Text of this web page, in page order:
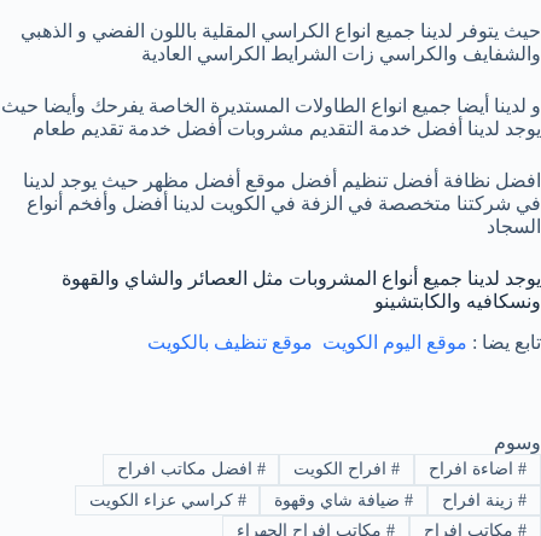
حيث يتوفر لدينا جميع انواع الكراسي المقلية باللون الفضي و الذهبي
والشفايف والكراسي زات الشرايط الكراسي العادية
و لدينا أيضا جميع انواع الطاولات المستديرة الخاصة يفرحك وأيضا حيث
يوجد لدينا أفضل خدمة التقديم مشروبات أفضل خدمة تقديم طعام
‏افضل نظافة أفضل تنظيم أفضل موقع أفضل مظهر حيث يوجد لدينا
في شركتنا متخصصة في الزفة في الكويت لدينا أفضل وأفخم أنواع
السجاد
يوجد لدينا جميع أنواع المشروبات مثل العصائر والشاي والقهوة
ونسكافيه والكابتشينو
تابع يضا : موقع اليوم الكويت موقع تنظيف بالكويت
وسوم
#اضاءة افراح #افراح الكويت # افضل مكاتب افراح
#زينة افراح #ضيافة شاي وقهوة # كراسي عزاء الكويت
#مكاتب افراح #مكاتب افراح الجهراء